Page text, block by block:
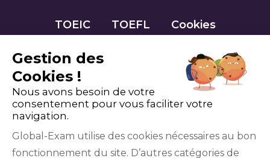
TOEIC TOEFL Cookies
Gestion des
Cookies !
Nous avons besoin de votre
consentement pour vous faciliter votre
navigation.
Global-Exam utilise des cookies nécessaires au bon
fonctionnement du site. D’autres catégories de